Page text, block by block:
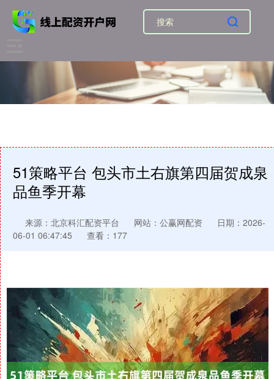
51策略平台 包头市土右旗第四届贺成泉
品鱼季开幕
来源：北京科汇配资平台 网站：公赢网配资
日期：2026-
06-01 06:47:45
查看：177